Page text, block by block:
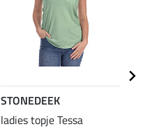
STONEDEEK
ladies topje Tessa